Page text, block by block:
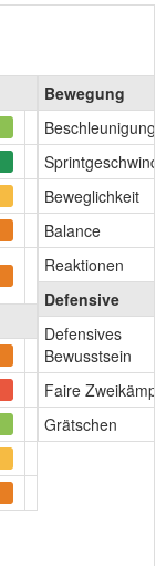
Bewegung
Beschleunigung
Beweglichkeit
Balance
Reaktionen
Defensive
Defensives
Bewusstsein
Faire
Grätschen